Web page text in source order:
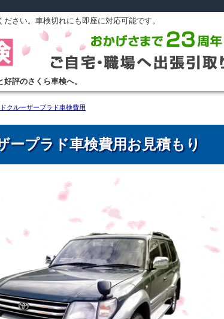
さい。車検切れにも即座に対応可能です。
評のさくら車検へ。
クルーザープラド車検費用
ープラド車検費用お見積もり